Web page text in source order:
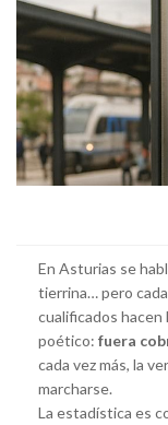
En Asturias se
tierrina… pero
cualificados hacen
poético: fuera
cada vez más, la
marcharse.
La estadística es